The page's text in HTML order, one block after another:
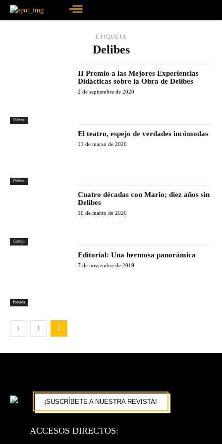
ETIQUETA
Delibes
Cultura
II Premio a las Mejores Experiencias
Didácticas sobre la Obra de Delibes
2 de septiembre de 2020
Cultura
El teatro, espejo de verdades incómodas
11 de marzo de 2020
Cultura
Cuatro décadas con Mario; diez años sin
Delibes
10 de marzo de 2020
Portada
Editorial: Una hermosa panorámica
7 de noviembre de 2019
1 2
¡SUSCRÍBETE A NUESTRA REVISTA!
ACCESOS DIRECTOS: